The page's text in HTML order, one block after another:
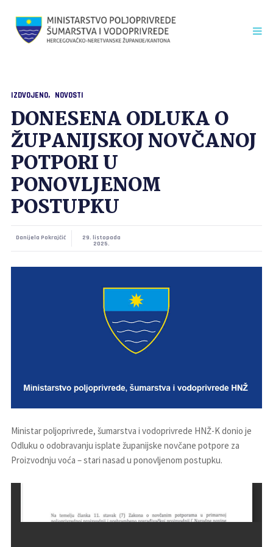
IZDVOJENO NOVOSTI
DONESENA ODLUKA O
ŽUPANIJSKOJ NOVČANOJ
POTPORI U
PONOVLJENOM
POSTUPKU
Danijela Pokrajčić
29. listopada
2025.
Ministar poljoprivrede, šumarstva i vodoprivrede HNŽ-K donio je
Odluku o odobravanju isplate županijske novčane potpore za
Proizvodnju voća – stari nasad u ponovljenom postupku.